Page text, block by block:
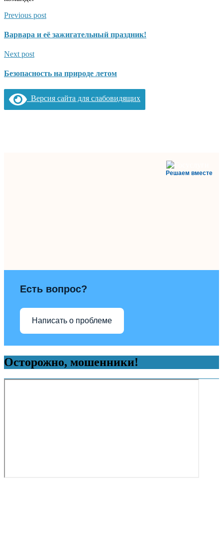
Previous post
Варвара и её зажигательный праздник!
Next post
Безопасность на природе летом
Версия сайта для слабовидящих
Решаем вместе
Есть вопрос?
Написать о проблеме
Осторожно, мошенники!